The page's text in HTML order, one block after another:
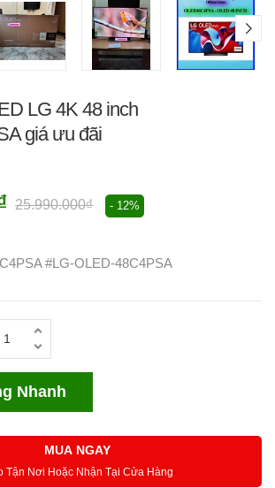
LG 4K 48 inch
giá ưu đãi
25.990.000₫ - 12%
#LG-OLED-48C4PSA
Nhanh
MUA NGAY
Tận Nơi Hoặc Nhận Tại Cửa Hàng